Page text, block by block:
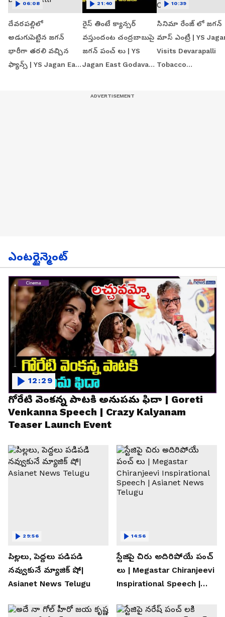
దేవరపల్లిలో
అడుగుపెట్టిన జగన్
భారీగా తరలి వచ్చిన
ఫ్యాన్స్ | YS Jagan East
06:08
రైస్ తింటే క్యాన్సర్
వస్తుందంట చంద్రబాబుపై
జగన్ పంచ్ లు | YS
Jagan East Godavari
21:40
సినిమా రేంజ్ లో జగన్‌
మాస్ ఎంట్రీ | YS
Visits Devarapalli
Tobacco
10:39
ఎంటర్టైన్మెంట్
గోరేటి వెంకన్న పాటకి అనుపమ ఫిదా | Goreti
Venkanna Speech | Crazy Kalyanam
Teaser Launch Event
12:29
పిల్లలు, పెద్దలు పడిపడి
నవ్వుకునే మ్యాజిక్ షో|
Asianet News Telugu
29:56
స్టేజిపై చిరు అదిరిపోయే పంచ్
లు | Megastar Chiranjeevi
Inspirational Speech |
14:56